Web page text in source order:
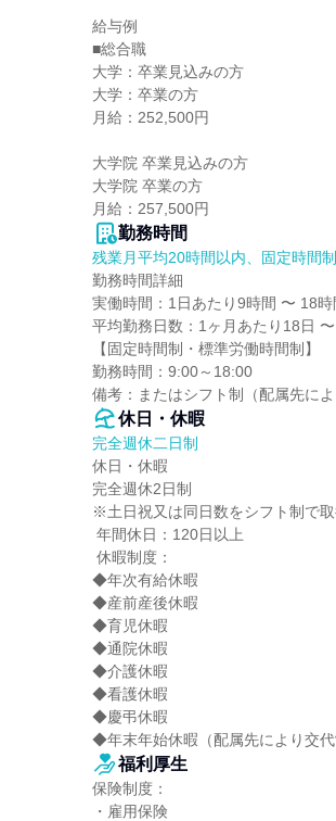
給与例
■総合職
大学：卒業見込みの方
大学：卒業の方
月給：252,500円
大学院 卒業見込みの方
大学院 卒業の方
月給：257,500円
勤務時間
残業月平均20時間以内、固定時間制
勤務時間詳細
実働時間：1日あたり9時間 〜 18時
平均勤務日数：1ヶ月あたり18日
【固定時間制・標準労働時間制】
勤務時間：9:00～18:00
備考：またはシフト制（配属先によ
休日・休暇
完全週休二日制
休日・休暇
完全週休2日制
※土日祝又は同日数をシフト制で取
◆年次有給休暇
◆産前産後休暇
◆育児休暇
◆通院休暇
◆介護休暇
◆看護休暇
◆慶弔休暇
◆年末年始休暇（配属先により交代
福利厚生
保険制度：
・雇用保険